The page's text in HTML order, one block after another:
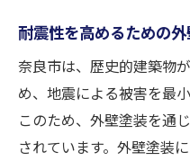
耐震性を高めるための
奈良市は、歴史的建築物
め、地震による被害を最
このため、外壁塗装を通
されています。外壁塗装